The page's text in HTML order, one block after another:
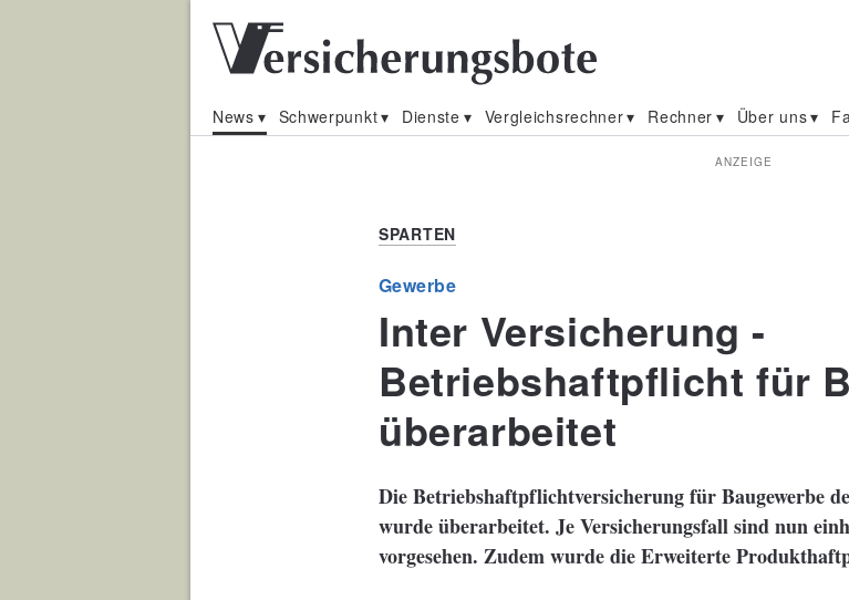
News Schwerpunkt Dienste Vergleichsrechner Rechner Über uns
ANZEIGE
SPARTEN
Gewerbe
Inter Versicherung -
Betriebshaftpflicht für
überarbeitet
Die Betriebshaftpflichtversicherung für Baugewerbe
wurde überarbeitet. Je Versicherungsfall sind nun
vorgesehen. Zudem wurde die Erweiterte